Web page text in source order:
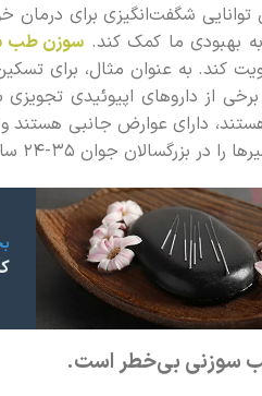
توانایی شگفت‌انگیزی برای
بهبودی ما کمک کند. سوزن‌ طب
کند. به عنوان مثال، برای
برخی از داروهای اپیوئیدی
بزرگسالان جوان 35-24 ساله ایجاد می‌کنند.
سوزنی بی‌خطر است.